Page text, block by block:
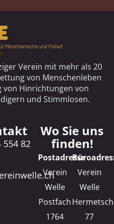
Verein mit mehr als 20
von Menschenleben
Hinrichtungen von
und Stimmlosen.
554 82
Wo Sie uns
finden!
Postadresse
Verein
Welle
Postfach
1764
Verein
Welle
77